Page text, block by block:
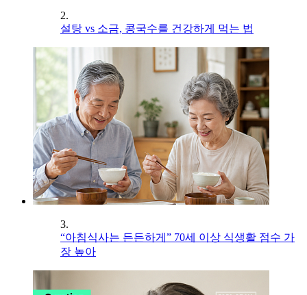
2.
설탕 vs 소금, 콩국수를 건강하게 먹는 법
3.
“아침식사는 든든하게” 70세 이상 식생활 점수 가
장 높아